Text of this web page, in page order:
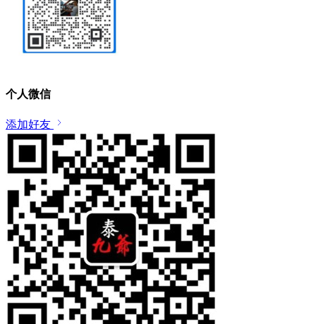
个人微信
添加好友